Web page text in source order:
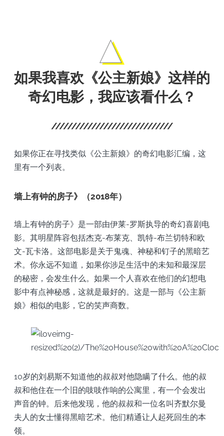
如果我喜欢《公主新娘》这样的
奇幻电影，我应该看什么？
如果你正在寻找类似《公主新娘》的奇幻电影汇编，这
里有一个列表。
墙上有钟的房子》（2018年）
墙上有钟的房子》是一部由伊莱-罗斯执导的奇幻喜剧电
影。其明星阵容包括杰克-布莱克、凯特-布兰切特和欧
文-瓦卡洛。这部电影是关于鬼魂、神秘和钉子的黑暗艺
术。你永远不知道，如果你涉足生活中的未知和最深层
的秘密，会发生什么。如果一个人喜欢在他们的幻想电
影中有点神秘感，这就是最好的。这是一部与《公主新
娘》相似的电影，它的笑声商数。
10岁的刘易斯不知道他的叔叔对他隐瞒了什么。他的叔
叔和他住在一个旧的吱吱作响的公寓里，有一个会发出
声音的钟。后来他发现，他的叔叔和一位名叫齐默尔曼
夫人的女士懂得黑暗艺术。他们精通让人起死回生的本
领。